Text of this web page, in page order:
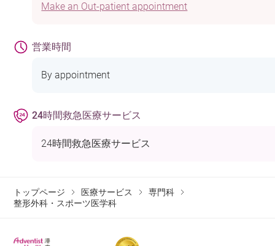
Make an Out-patient appointment
営業時間
By appointment
24時間救急医療サービス
24時間救急医療サービス
トップページ 医療サービス
専門科
整形外科・スポーツ医学科